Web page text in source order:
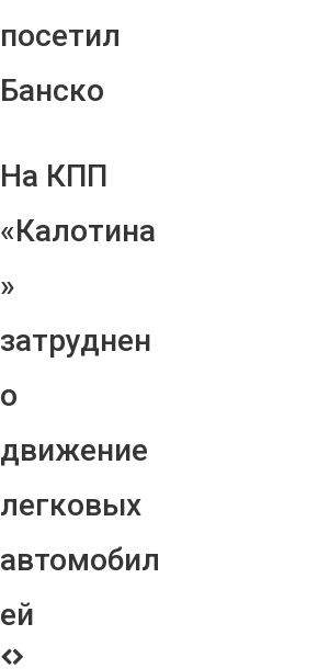
посетил
Банско
На КПП
«Калотина
»
затруднен
о
движение
легковых
автомобил
ей